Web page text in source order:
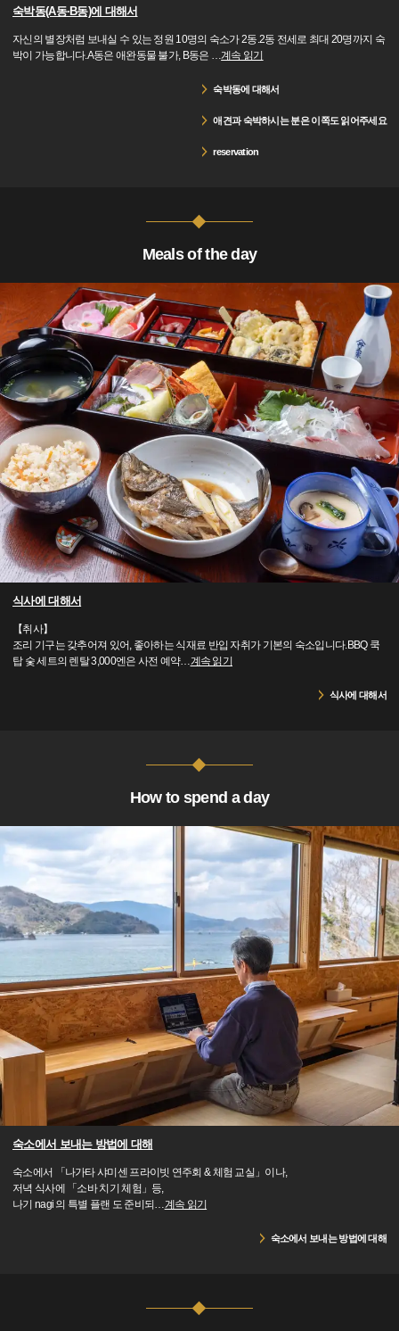
숙박동(A동·B동)에 대해서
자신의 별장처럼 보내실 수 있는 정원 10명의 숙소가 2동.2동 전세로 최대 20명까지 숙
박이 가능합니다.A동은 애완동물 불가, B동은 …계속 읽기
숙박동에 대해서
애견과 숙박하시는 분은 이쪽도 읽어주세요
reservation
Meals of the day
식사에 대해서
【취사】
조리 기구는 갖추어져 있어, 좋아하는 식재료 반입 자취가 기본의 숙소입니다.BBQ 쿡
탑 숯 세트의 렌탈 3,000엔은 사전 예약…계속 읽기
식사에 대해서
How to spend a day
숙소에서 보내는 방법에 대해
숙소에서 「나가타 샤미센 프라이빗 연주회 & 체험 교실」이나,
저녁 식사에 「소바 치기 체험」등,
나기 nagi 의 특별 플랜 도 준비되 …계속 읽기
숙소에서 보내는 방법에 대해